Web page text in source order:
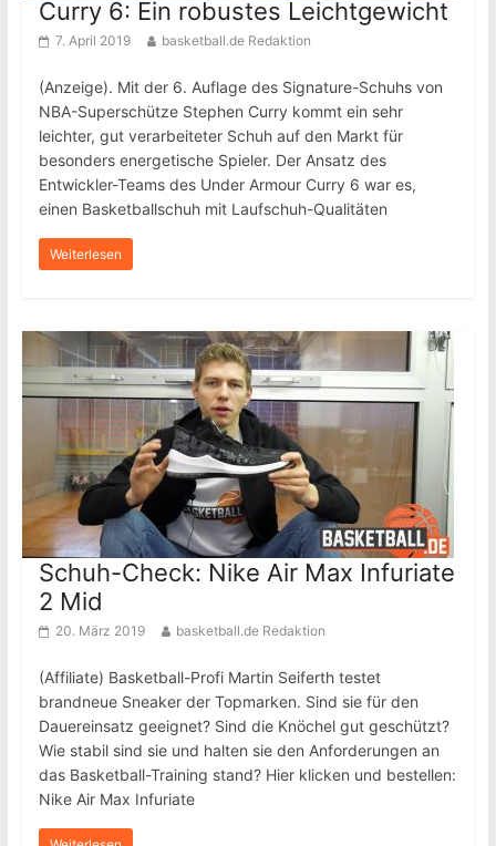
Curry 6: Ein robustes Leichtgewicht
7. April 2019 basketball.de Redaktion
(Anzeige). Mit der 6. Auflage des Signature-Schuhs von
NBA-Superschütze Stephen Curry kommt ein sehr
leichter, gut verarbeiteter Schuh auf den Markt für
besonders energetische Spieler. Der Ansatz des
Entwickler-Teams des Under Armour Curry 6 war es,
einen Basketballschuh mit Laufschuh-Qualitäten
Weiterlesen
Schuh-Check: Nike Air Max Infuriate
2 Mid
20. März 2019 basketball.de Redaktion
(Affiliate) Basketball-Profi Martin Seiferth testet
brandneue Sneaker der Topmarken. Sind sie für den
Dauereinsatz geeignet? Sind die Knöchel gut geschützt?
Wie stabil sind sie und halten sie den Anforderungen an
das Basketball-Training stand? Hier klicken und bestellen:
Nike Air Max Infuriate